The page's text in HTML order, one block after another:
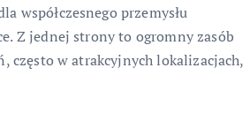
współczesnego przemysłu
Z jednej strony to ogromny zasób
często w atrakcyjnych lokalizacjach,